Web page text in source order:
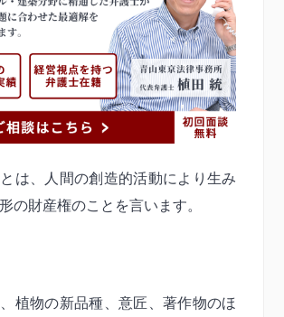
は、人間の創造的活動により生み
の財産権のことを言います。
植物の新品種、意匠、著作物のほ